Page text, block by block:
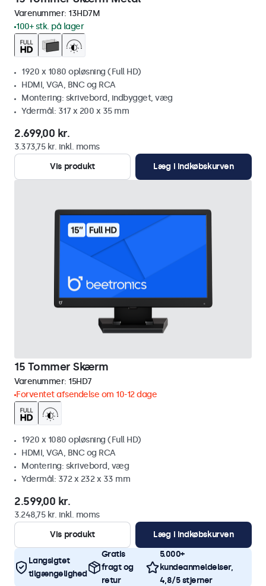
Varenummer: 13HD7M
100+ stk. på lager
1920 x 1080 opløsning (Full HD)
HDMI, VGA, BNC og RCA
Montering: skrivebord, indbygget, væg
Ydermål: 317 x 200 x 35 mm
2.699,00 kr.
3.373,75 kr. inkl. moms
Vis produkt
Læg i indkøbskurven
15 Tommer Skærm
Varenummer: 15HD7
Forventet afsendelse om 10-12 dage
1920 x 1080 opløsning (Full HD)
HDMI, VGA, BNC og RCA
Montering: skrivebord, væg
Ydermål: 372 x 232 x 33 mm
2.599,00 kr.
3.248,75 kr. inkl. moms
Vis produkt
Læg i indkøbskurven
Langsigtet
tilgængelighed
Gratis
fragt og
retur
5.000+
kundeanmeldelser,
4,8/5 stjerner